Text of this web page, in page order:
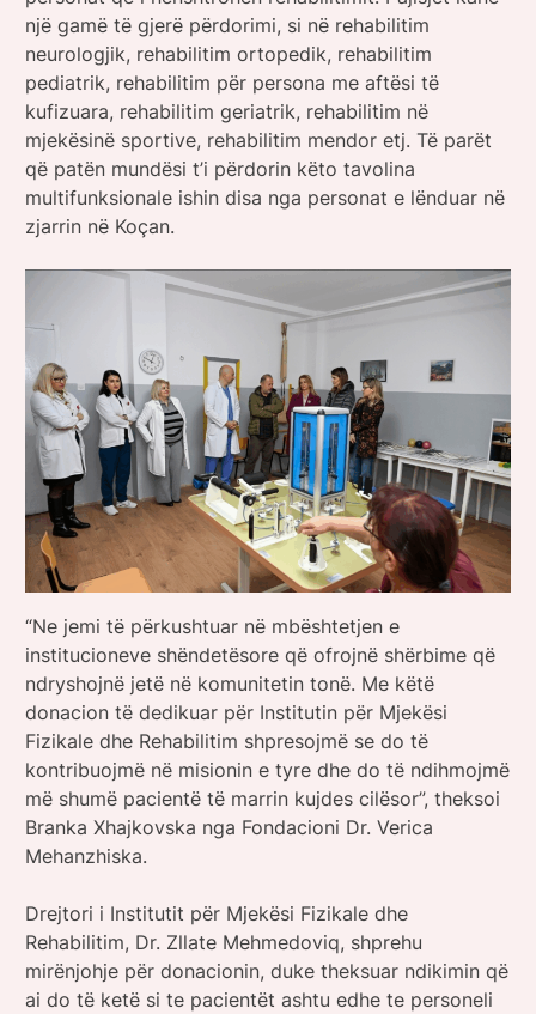
një gamë të gjerë përdorimi, si në rehabilitim
neurologjik, rehabilitim ortopedik, rehabilitim
pediatrik, rehabilitim për persona me aftësi të
kufizuara, rehabilitim geriatrik, rehabilitim në
mjekësinë sportive, rehabilitim mendor etj. Të parët
që patën mundësi t’i përdorin këto tavolina
multifunksionale ishin disa nga personat e lënduar në
zjarrin në Koçan.
“Ne jemi të përkushtuar në mbështetjen e
institucioneve shëndetësore që ofrojnë shërbime që
ndryshojnë jetë në komunitetin tonë. Me këtë
donacion të dedikuar për Institutin për Mjekësi
Fizikale dhe Rehabilitim shpresojmë se do të
kontribuojmë në misionin e tyre dhe do të ndihmojmë
më shumë pacientë të marrin kujdes cilësor”, theksoi
Branka Xhajkovska nga Fondacioni Dr. Verica
Mehanzhiska.
Drejtori i Institutit për Mjekësi Fizikale dhe
Rehabilitim, Dr. Zllate Mehmedoviq, shprehu
mirënjohje për donacionin, duke theksuar ndikimin që
ai do të ketë si te pacientët ashtu edhe te personeli